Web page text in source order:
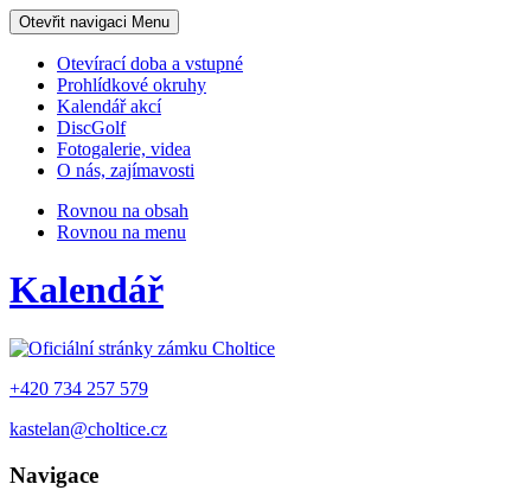
Otevřit navigaci Menu
Otevírací doba a vstupné
Prohlídkové okruhy
Kalendář akcí
DiscGolf
Fotogalerie, videa
O nás, zajímavosti
Rovnou na obsah
Rovnou na menu
Kalendář
+420 734 257 579
kastelan@choltice.cz
Navigace